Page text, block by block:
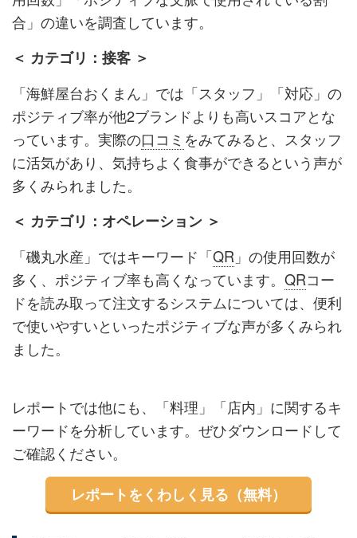
合」の違いを調査しています。
＜ カテゴリ：接客 ＞
「海鮮屋台おくまん」では「スタッフ」「対応」の
ポジティブ率が他2ブランドよりも高いスコアとな
っています。実際の口コミ をみてみると、スタッフ
に活気があり、気持ちよく食事ができるという声が
多くみられました。
＜ カテゴリ：オペレーション ＞
「磯丸水産」ではキーワード「QR 」の使用回数が
多く、ポジティブ率も高くなっています。 QRコー
ドを読み取って注文するシステムについては、便利
で使いやすいといったポジティブな声が多くみられ
ました。
レポートでは他にも、「料理」「店内」に関するキ
ーワードを分析しています。ぜひダウンロードして
ご確認ください。
レポートをくわしく見る（無料）